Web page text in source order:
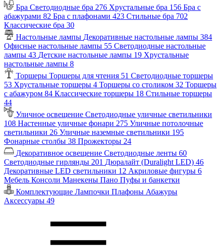
Бра Светодиодные бра 276 Хрустальные бра 156 Бра с
абажурами 82 Бра с плафонами 423 Стильные бра 702
Классические бра 30
Настольные лампы Декоративные настольные лампы 384
Офисные настольные лампы 55 Светодиодные настольные
лампы 43 Детские настольные лампы 19 Хрустальные
настольные лампы 8
Торшеры Торшеры для чтения 51 Светодиодные торшеры
53 Хрустальные торшеры 4 Торшеры со столиком 32 Торшеры
с абажуром 84 Классические торшеры 18 Стильные торшеры
44
Уличное освещение Светодиодные уличные светильники
108 Настенные уличные фонари 275 Уличные потолочные
светильники 26 Уличные наземные светильники 195
Фонарные столбы 38 Прожекторы 24
Декоративное освещение Светодиодные ленты 60
Светодиодные гирлянды 201 Дюралайт (Duralight LED) 46
Декоративные LED светильники 12 Акриловые фигуры 6
Мебель Консоли Манекены Пано Пуфы и банкетки
Комплектующие Лампочки Плафоны Абажуры
Аксессуары 49